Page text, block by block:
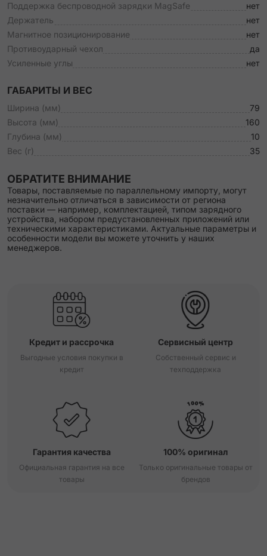
Поддержка беспроводной зарядки MagSafe
нет
Держатель
нет
Магнитное позиционирование
нет
Противоударный чехол
да
Усиленные углы
нет
ГАБАРИТЫ И ВЕС
Ширина (мм)
79
Высота (мм)
160
Глубина (мм)
10
Вес (г)
35
ОБРАТИТЕ ВНИМАНИЕ
Товары, поставляемые по параллельному импорту, могут
незначительно отличаться в зависимости от региона
поставки — например, комплектацией, типом зарядного
устройства, набором предустановленных приложений или
техническими характеристиками. Актуальные параметры и
особенности модели вы можете уточнить у наших
менеджеров.
Кредит и рассрочка
Выгодные условия покупки в
кредит
Сервисный центр
Собственный сервис и
техподдержка
Гарантия качества
Официальная гарантия на все
товары
100% оригинал
Только оригинальные товары от
брендов